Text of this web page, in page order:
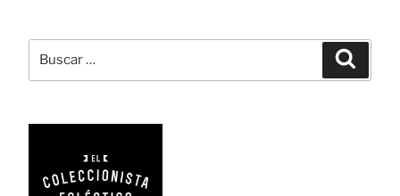
en
HangarMarket»
por: